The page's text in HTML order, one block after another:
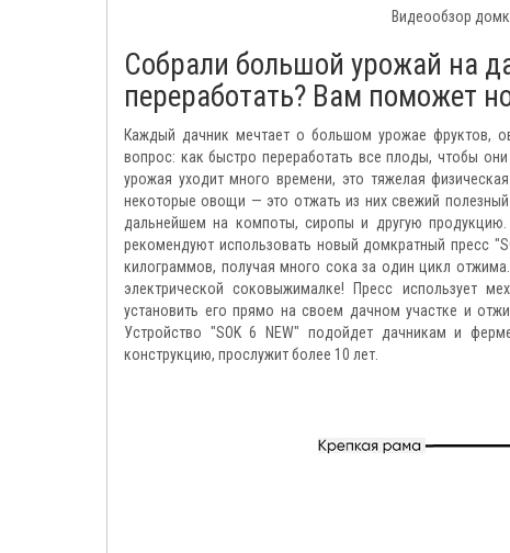
Видеообзор
Собрали большой урожай на
переработать? Вам поможет
Каждый дачник мечтает о большом урожае фруктов,
вопрос: как быстро переработать все плоды, чтобы
урожая уходит много времени, это тяжелая
некоторые овощи — это отжать из них свежий
дальнейшем на компоты, сиропы и другую
рекомендуют использовать новый домкратный пресс
килограммов, получая много сока за один цикл
электрической соковыжималке! Пресс использует
установить его прямо на своем дачном участке и
Устройство "SOK 6 NEW" подойдет дачникам и
конструкцию, прослужит более 10 лет.